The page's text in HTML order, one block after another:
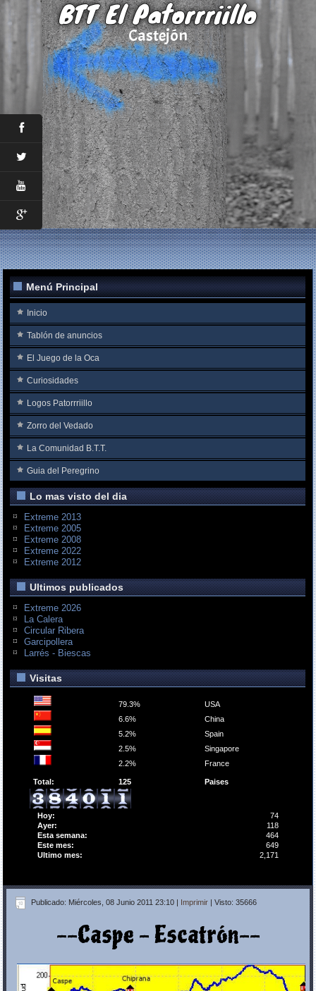
BTT El Patorrriillo
Castejón
Menú Principal
Inicio
Tablón de anuncios
El Juego de la Oca
Curiosidades
Logos Patorrriillo
Zorro del Vedado
La Comunidad B.T.T.
Guia del Peregrino
Lo mas visto del dia
Extreme 2013
Extreme 2005
Extreme 2008
Extreme 2022
Extreme 2012
Ultimos publicados
Extreme 2026
La Calera
Circular Ribera
Garcipollera
Larrés - Biescas
Visitas
79.3%
USA
6.6%
China
5.2%
Spain
2.5%
Singapore
2.2%
France
Total: 125 Paises
Hoy:
74
Ayer:
118
Esta semana:
464
Este mes:
649
Ultimo mes:
2,171
Publicado: Miércoles, 08 Junio 2011 23:10 | Imprimir | Visto: 35666
--Caspe - Escatrón--